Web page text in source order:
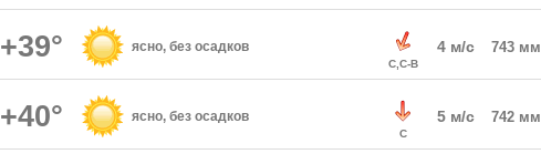
+39° ясно, без осадков
С,С-В
4 м/с 743 мм
+40° ясно, без осадков
С
5 м/с 742 мм